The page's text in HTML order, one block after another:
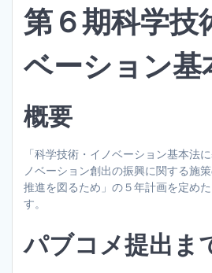
第６期科学技
ベーション基
概要
「科学技術・イノベーション基本法
ノベーション創出の振興に関する施
推進を図るため」の５年計画を定め
す。
パブコメ提出ま